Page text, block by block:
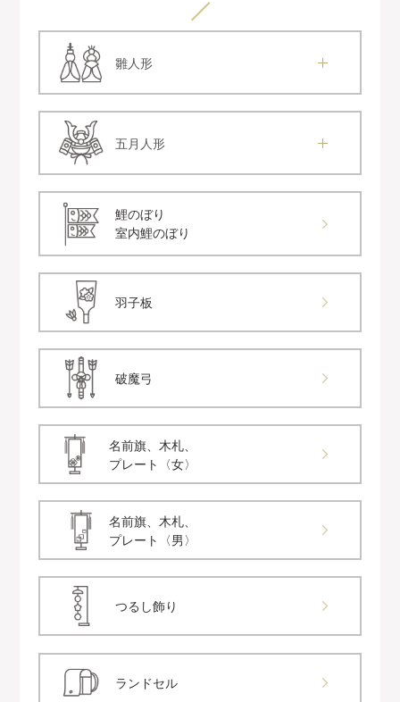
雛人形
五月人形
鯉のぼり
室内鯉のぼり
羽子板
破魔弓
名前旗、木札、
プレート〈女〉
名前旗、木札、
プレート〈男〉
つるし飾り
ランドセル